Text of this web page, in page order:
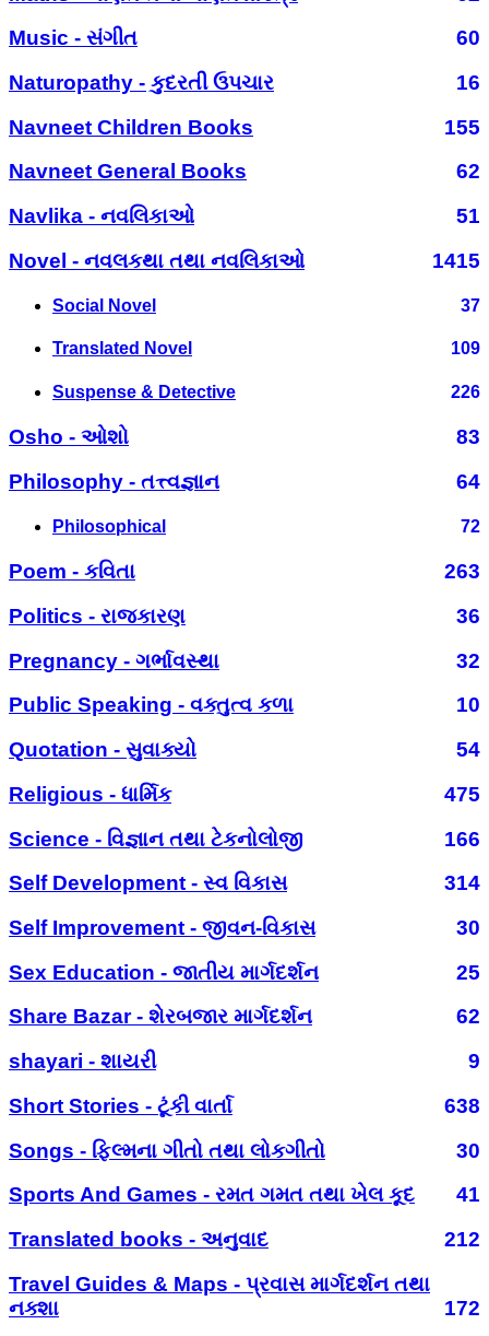
Music - સંગીત
60
Naturopathy - કુદરતી ઉપચાર
16
Navneet Children Books
155
Navneet General Books
62
Navlika - નવલિકાઓ
51
Novel - નવલકથા તથા નવલિકાઓ
1415
Social Novel 37
Translated Novel 109
Suspense & Detective 226
Osho - ઓશો
83
Philosophy - તત્ત્વજ્ઞાન
64
Philosophical 72
Poem - કવિતા
263
Politics - રાજકારણ
36
Pregnancy - ગર્ભાવસ્થા
32
Public Speaking - વક્તુત્વ કળા
10
Quotation - સુવાક્યો
54
Religious - ધાર્મિક
475
Science - વિજ્ઞાન તથા ટેકનોલોજી
166
Self Development - સ્વ વિકાસ
314
Self Improvement - જીવન-વિકાસ
30
Sex Education - જાતીય માર્ગદર્શન
25
Share Bazar - શેરબજાર માર્ગદર્શન
62
shayari - શાયરી
9
Short Stories - ટૂંકી વાર્તા
638
Songs - ફિલ્મના ગીતો તથા લોકગીતો
30
Sports And Games - રમત ગમત તથા ખેલ કૂદ
41
Translated books - અનુવાદ
212
Travel Guides & Maps - પ્રવાસ માર્ગદર્શન તથા
નક્શા
172